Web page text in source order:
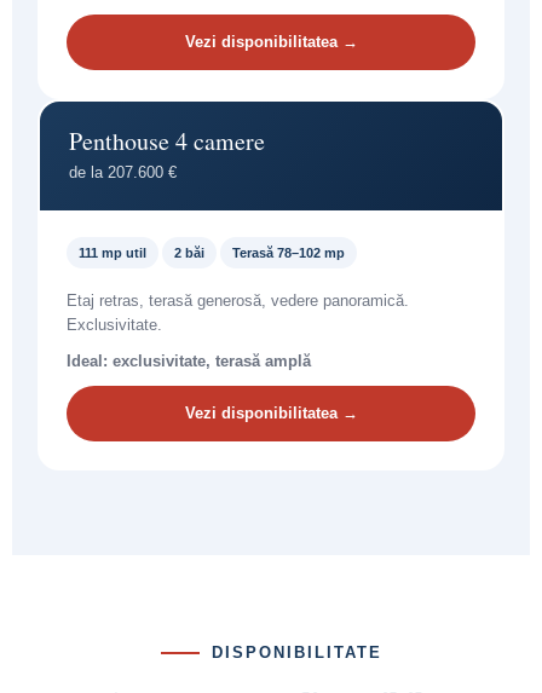
Vezi disponibilitatea →
Penthouse 4 camere
de la 207.600 €
111 mp util 2 băi Terasă 78–102 mp
Etaj retras, terasă generosă, vedere panoramică.
Exclusivitate.
Ideal: exclusivitate, terasă amplă
Vezi disponibilitatea →
DISPONIBILITATE